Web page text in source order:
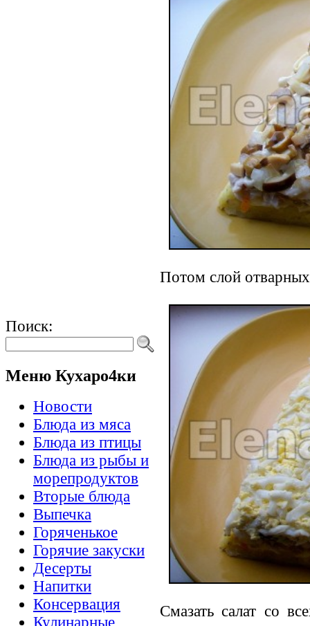
Поиск:
Меню Кухаро4ки
Новости
Блюда из мяса
Блюда из птицы
Блюда из рыбы и
морепродуктов
Вторые блюда
Выпечка
Горяченькое
Горячие закуски
Десерты
Напитки
Консервация
Кулинарные
Потом слой
Смазать салат со